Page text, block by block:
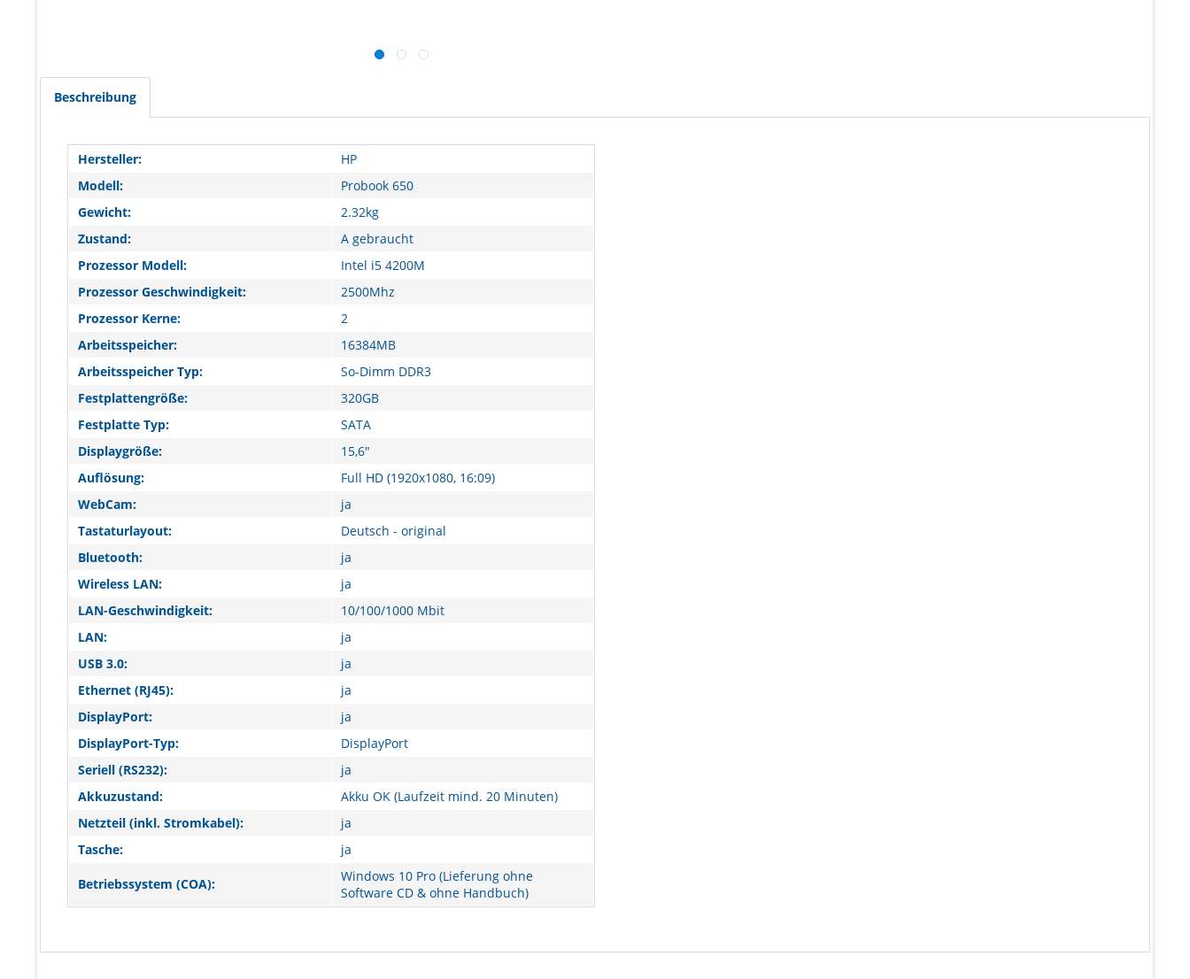
Beschreibung
Hersteller:
HP
Modell:
Probook 650
Gewicht:
2.32kg
Zustand:
A gebraucht
Prozessor Modell:
Intel i5 4200M
Prozessor Geschwindigkeit:
2500Mhz
Prozessor Kerne:
2
Arbeitsspeicher:
16384MB
Arbeitsspeicher Typ:
So-Dimm DDR3
Festplattengröße:
320GB
Festplatte Typ:
SATA
Displaygröße:
15,6"
Auflösung:
Full HD (1920x1080, 16:09)
WebCam:
ja
Tastaturlayout:
Deutsch - original
Bluetooth:
ja
Wireless LAN:
ja
LAN-Geschwindigkeit:
10/100/1000 Mbit
LAN:
ja
USB 3.0:
ja
Ethernet (RJ45):
ja
DisplayPort:
ja
DisplayPort-Typ:
DisplayPort
Seriell (RS232):
ja
Akkuzustand:
Akku OK (Laufzeit mind. 20 Minuten)
Netzteil (inkl. Stromkabel):
ja
Tasche:
ja
Betriebssystem (COA):
Windows 10 Pro (Lieferung ohne
Software CD & ohne Handbuch)